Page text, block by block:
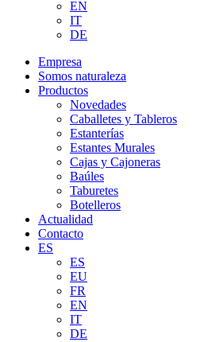
EN
IT
DE
Empresa
Somos naturaleza
Productos
Novedades
Caballetes y Tableros
Estanterías
Estantes Murales
Cajas y Cajoneras
Baúles
Taburetes
Botelleros
Actualidad
Contacto
ES
ES
EU
FR
EN
IT
DE